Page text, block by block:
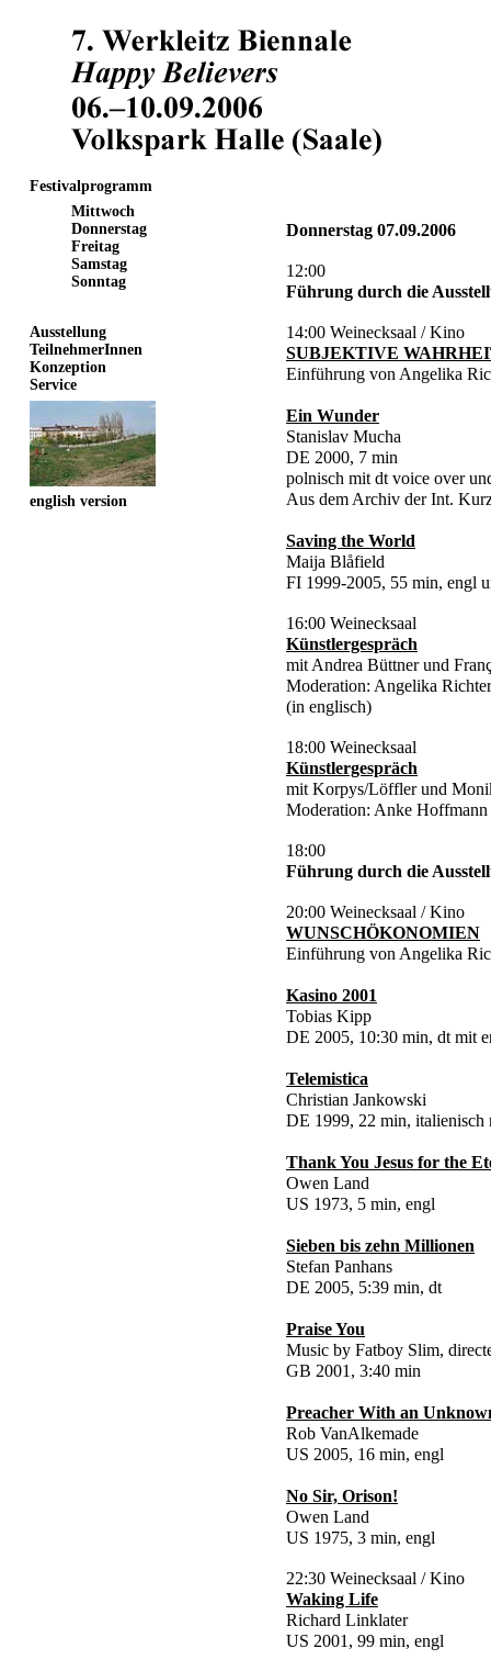
Festivalprogramm
Mittwoch
Donnerstag
Freitag
Samstag
Sonntag
Ausstellung
TeilnehmerInnen
Konzeption
Service
english version
Donnerstag 07.09.2006
12:00
Führung durch die
14:00 Weinecksaal / Kino
SUBJEKTIVE
Einführung von Angelika
Ein Wunder
Stanislav Mucha
DE 2000, 7 min
polnisch mit dt voice over
Aus dem Archiv der Int.
Saving the World
Maija Blåfield
FI 1999-2005, 55 min, engl
16:00 Weinecksaal
Künstlergespräch
mit Andrea Büttner und
Moderation: Angelika Richter
(in englisch)
18:00 Weinecksaal
Künstlergespräch
mit Korpys/Löffler und
Moderation: Anke Hoffmann
18:00
Führung durch die
20:00 Weinecksaal / Kino
WUNSCHÖKONOMIEN
Einführung von Angelika
Kasino 2001
Tobias Kipp
DE 2005, 10:30 min, dt mit
Telemistica
Christian Jankowski
DE 1999, 22 min, italienisch
Thank You Jesus for the
Owen Land
US 1973, 5 min, engl
Sieben bis zehn Millionen
Stefan Panhans
DE 2005, 5:39 min, dt
Praise You
Music by Fatboy Slim,
GB 2001, 3:40 min
Preacher With an
Rob VanAlkemade
US 2005, 16 min, engl
No Sir, Orison!
Owen Land
US 1975, 3 min, engl
22:30 Weinecksaal / Kino
Waking Life
Richard Linklater
US 2001, 99 min, engl